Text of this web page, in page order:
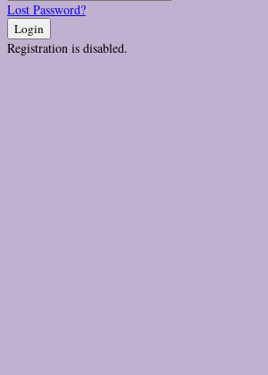
Lost Password?
Login
Registration is disabled.